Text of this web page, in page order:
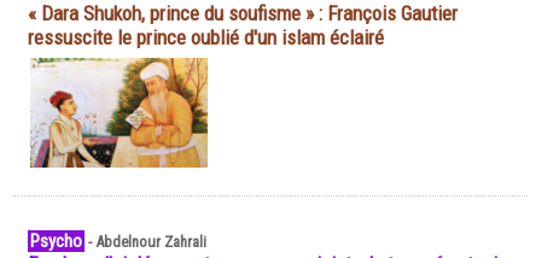
« Dara Shukoh, prince du soufisme » : François Gautier
ressuscite le prince oublié d'un islam éclairé
Psycho -Abdelnour Zahrali